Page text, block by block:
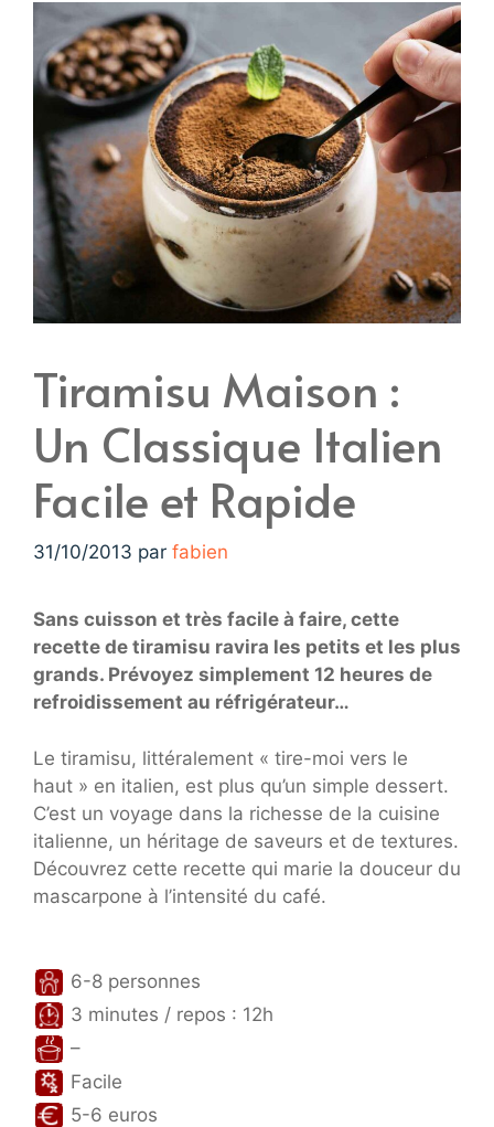
Tiramisu Maison :
Un Classique Italien
Facile et Rapide
31/10/2013 par fabien
Sans cuisson et très facile à faire, cette
recette de tiramisu ravira les petits et les plus
grands. Prévoyez simplement 12 heures de
refroidissement au réfrigérateur…
Le tiramisu, littéralement « tire-moi vers le
haut » en italien, est plus qu’un simple dessert.
C’est un voyage dans la richesse de la cuisine
italienne, un héritage de saveurs et de textures.
Découvrez cette recette qui marie la douceur du
mascarpone à l’intensité du café.
6-8 personnes
3 minutes / repos : 12h
–
Facile
5-6 euros